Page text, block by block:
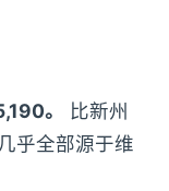
。
比新州
乎全部源于维